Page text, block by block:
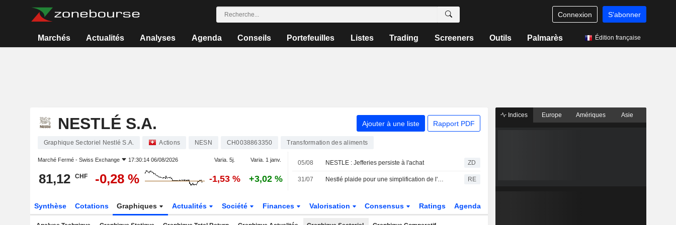
Connexion S'abonner
Marchés Actualités Analyses Agenda Conseils Portefeuilles Listes Trading Screeners Outils Palmarès Édition française
NESTLÉ S.A. Ajouter à une liste Rapport PDF
Graphique Sectoriel Nestlé S.A. Actions NESN CH0038863350 Transformation des aliments
Marché Fermé - Swiss Exchange 17:30:14 06/08/2026 Varia. 5j. Varia. 1 janv.
81,12 CHF -0,28 % -1,53 % +3,02 %
05/08 NESTLE : Jefferies persiste à l'achat ZD
31/07 Nestlé plaide pour une simplification de l'étiquetage alimentaire aux États-Unis afin de redorer l'image de ses ingrédients RE
Synthèse Cotations Graphiques Actualités Société Finances Valorisation Consensus Ratings Agenda
Indices Europe Amériques Asie